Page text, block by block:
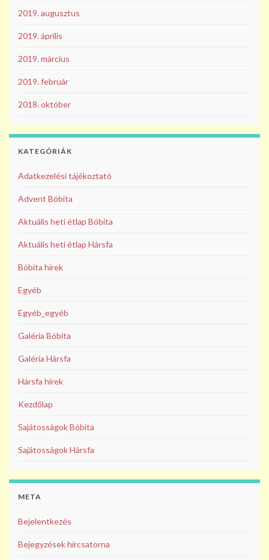
2019. augusztus
2019. április
2019. március
2019. február
2018. október
KATEGÓRIÁK
Adatkezelési tájékoztató
Advent Bóbita
Aktuális heti étlap Bóbita
Aktuális heti étlap Hársfa
Bóbita hírek
Egyéb
Egyéb_egyéb
Galéria Bóbita
Galéria Hársfa
Hársfa hírek
Kezdőlap
Sajátosságok Bóbita
Sajátosságok Hársfa
META
Bejelentkezés
Bejegyzések hírcsatorna